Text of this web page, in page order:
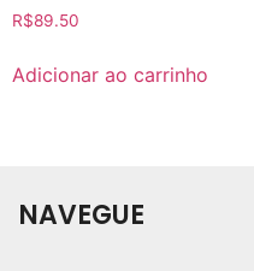
R$89.50
Adicionar ao carrinho
NAVEGUE